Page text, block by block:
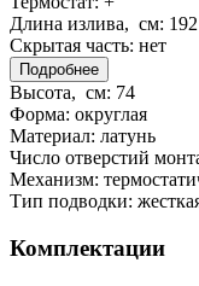
Длина излива, см: 192
Скрытая часть: нет
Подробнее
Высота, см: 74
Форма: округлая
Материал: латунь
Число отверстий
Механизм:
Тип подводки:
Комплектации